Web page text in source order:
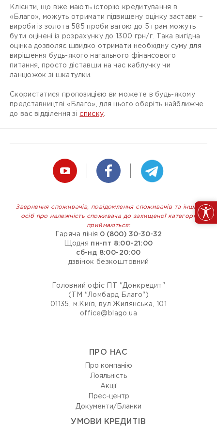
Клієнти, що вже мають історію кредитування в
«Благо», можуть отримати підвищену оцінку застави –
вироби із золота 585 проби вагою до 5 грам можуть
бути оцінені із розрахунку до 1300 грн/г. Така вигідна
оцінка дозволяє швидко отримати необхідну суму для
вирішення будь-якого нагального фінансового
питання, просто діставши на час каблучку чи
ланцюжок зі шкатулки.
Скористатися пропозицією ви можете в будь-якому
представництві «Благо», для цього оберіть найближче
до вас відділення зі списку
Звернення споживачів, повідомлення споживачів та інших
осіб про належність споживача до захищеної категорії
приймаються:
Гаряча лінія 0 (800) 30-30-32
Щодня пн-пт 8:00-21:00
сб-нд 8:00-20:00
дзвінок безкоштовний
Головний офіс ПТ "Донкредит"
(ТМ "Ломбард Благо")
01135, м.Київ, вул Жилянська, 101
office@blago.ua
ПРО НАС
Про компанію
Лояльність
Акції
Прес-центр
Документи/Бланки
УМОВИ КРЕДИТІВ